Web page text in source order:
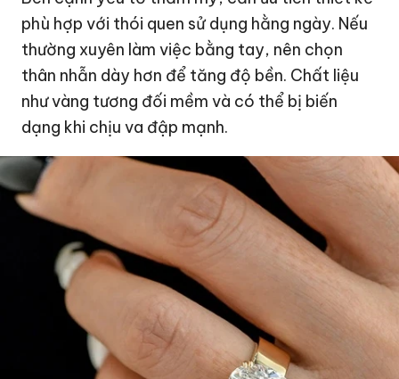
phù hợp với thói quen sử dụng hằng ngày. Nếu
thường xuyên làm việc bằng tay, nên chọn
thân nhẫn dày hơn để tăng độ bền. Chất liệu
như vàng tương đối mềm và có thể bị biến
dạng khi chịu va đập mạnh.